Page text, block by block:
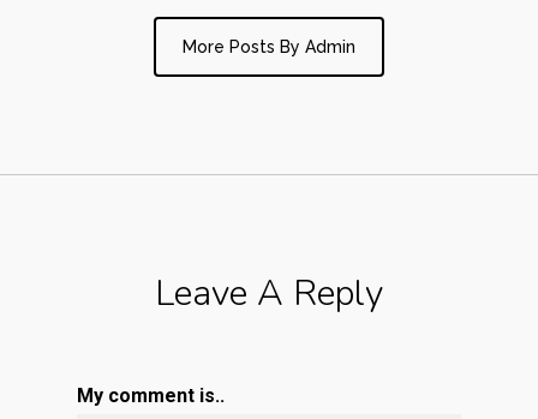
More Posts By Admin
Leave A Reply
My comment is..